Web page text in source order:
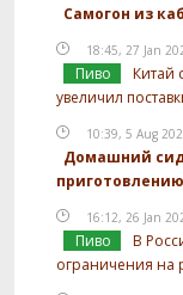
Самогон из
18:45, 27 Jan
Пиво
Китай
увеличил
10:39, 5 Aug
Домашний
приготовлению
16:12, 26 Jan
Пиво
В
ограничения на